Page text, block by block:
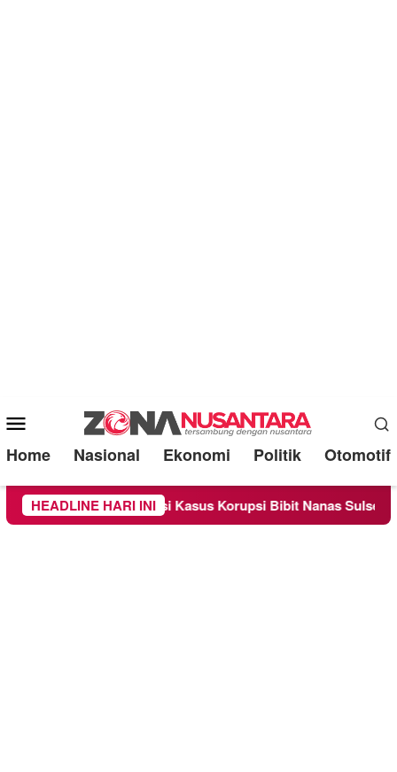
Mobile
Menu
Home Nasional Ekonomi Politik Otomotif
HEADLINE HARI INI
Sebagai Saksi Kasus Korupsi Bibit Nanas Sulsel Rp 52,4